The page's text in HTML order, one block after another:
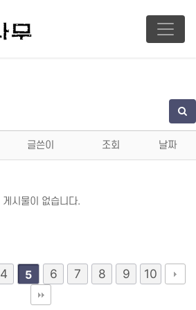
글쓴이 조회 날짜
게시물이 없습니다.
4 5 6 7 8 9 10